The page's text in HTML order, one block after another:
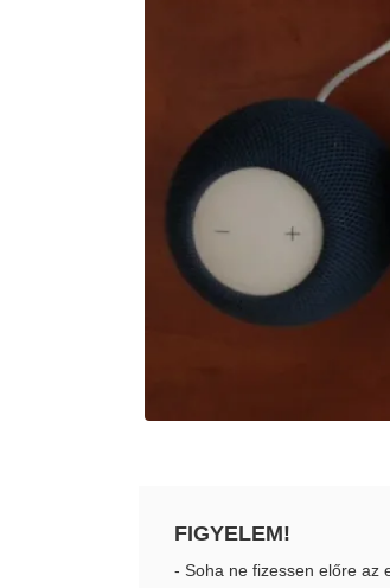
FIGYELEM!
- Soha ne fizessen előre az